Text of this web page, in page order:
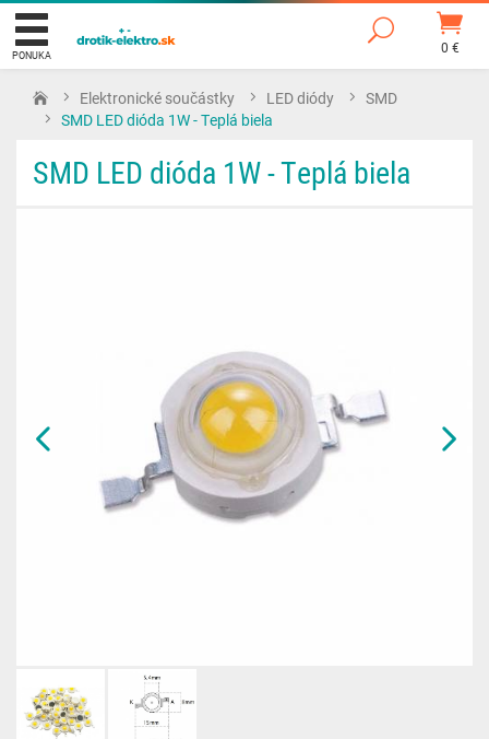
0 €
PONUKA
Elektronické součástky LED diódy
SMD
SMD LED dióda 1W - Teplá biela
SMD LED dióda 1W - Teplá biela